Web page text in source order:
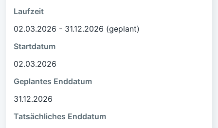
Laufzeit
02.03.2026 - 31.12.2026 (geplant)
Startdatum
02.03.2026
Geplantes Enddatum
31.12.2026
Tatsächliches Enddatum